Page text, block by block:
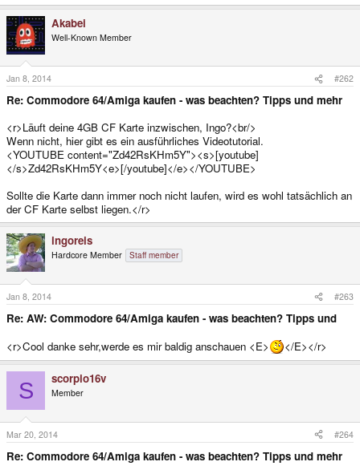
Akabei
Well-Known Member
Jan 8, 2014 #262
Re: Commodore 64/Amiga kaufen - was beachten? Tipps und mehr
<r>Läuft deine 4GB CF Karte inzwischen, Ingo?<br/>
Wenn nicht, hier gibt es ein ausführliches Videotutorial.
<YOUTUBE content="Zd42RsKHm5Y"><s>[youtube]
</s>Zd42RsKHm5Y<e>[/youtube]</e></YOUTUBE>
Sollte die Karte dann immer noch nicht laufen, wird es wohl tatsächlich an
der CF Karte selbst liegen.</r>
ingoreis
Hardcore Member Staff member
Jan 8, 2014 #263
Re: AW: Commodore 64/Amiga kaufen - was beachten? Tipps und
<r>Cool danke sehr,werde es mir baldig anschauen <E>
</E></r>
S scorpio16v
Member
Mar 20, 2014 #264
Re: Commodore 64/Amiga kaufen - was beachten? Tipps und mehr